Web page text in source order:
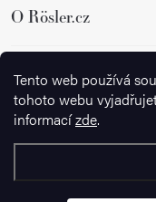
Tento web používá
tohoto webu
informacízde.
O Rösler.cz